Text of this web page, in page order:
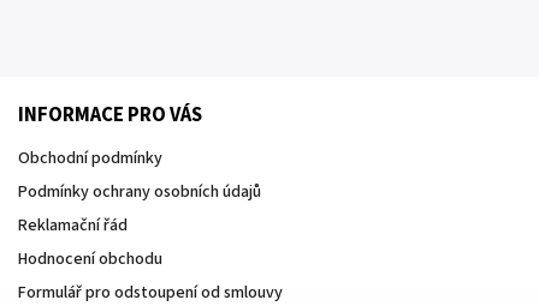
INFORMACE PRO VÁS
Obchodní podmínky
Podmínky ochrany osobních údajů
Reklamační řád
Hodnocení obchodu
Formulář pro odstoupení od smlouvy